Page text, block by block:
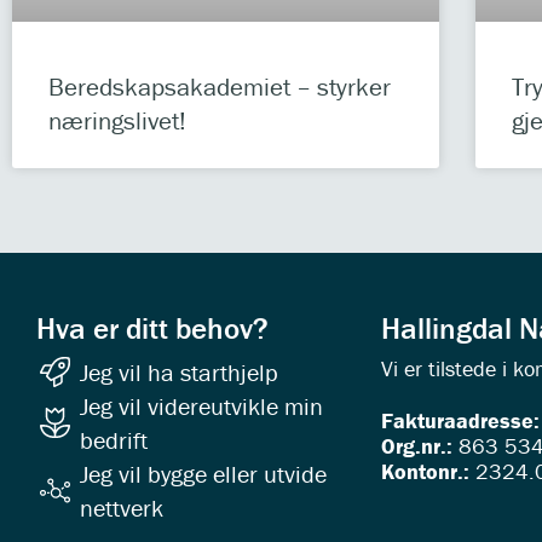
Beredskapsakademiet – styrker
næringslivet!
Hva er ditt behov?
Jeg vil ha starthjelp
Jeg vil videreutvikle min
bedrift
Jeg vil bygge eller utvide
nettverk
Hallingdal
Vi er tilstede i
Org.nr.: 863
Kontonr.: